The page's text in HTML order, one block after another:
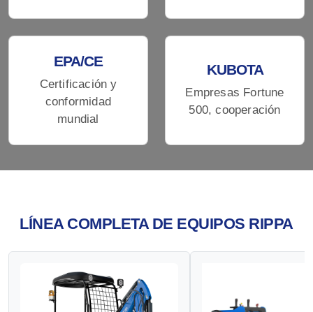
EPA/CE
Certificación y
conformidad
mundial
KUBOTA
Empresas Fortune
500, cooperación
LÍNEA COMPLETA DE EQUIPOS RIPPA